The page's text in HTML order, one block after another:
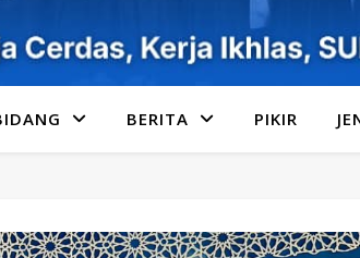
BERITA PIKIR